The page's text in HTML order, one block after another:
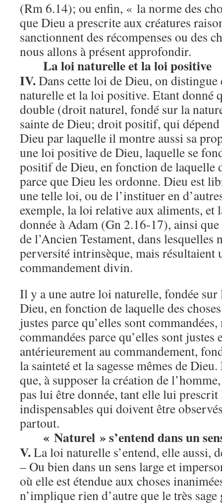
(Rm 6.14); ou enfin, « la norme des
que Dieu a prescrite aux créatures
sanctionnent des récompenses ou des
nous allons à présent approfondir.
La loi naturelle et la loi positive
IV.Dans cette loi de Dieu, on
naturelle et la loi positive. Etant donné
double (droit naturel, fondé sur la
sainte de Dieu; droit positif, qui
Dieu par laquelle il montre aussi sa
une loi positive de Dieu, laquelle se
positif de Dieu, en fonction de laquelle
parce que Dieu les ordonne. Dieu est
une telle loi, ou de l’instituer en
exemple, la loi relative aux aliments,
donnée à Adam (Gn 2.16-17), ainsi
de l’Ancien Testament, dans
perversité intrinsèque, mais résultaient
commandement divin.
Il y a une autre loi naturelle, fondée
Dieu, en fonction de laquelle des
justes parce qu’elles sont
commandées parce qu’elles sont justes
antérieurement au commandement,
la sainteté et la sagesse mêmes de
que, à supposer la création de
pas lui être donnée, tant elle lui prescrit
indispensables qui doivent être
partout.
« Naturel » s’entend dans un
V.La loi naturelle s’entend, elle aussi,
– Ou bien dans un sens large et
où elle est étendue aux choses
n’implique rien d’autre que le très